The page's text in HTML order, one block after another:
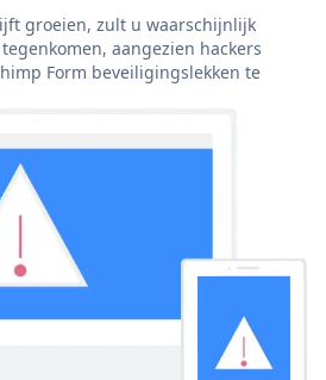
groeien, zult u waarschijnlijk
aangezien hackers
Form beveiligingslekken te